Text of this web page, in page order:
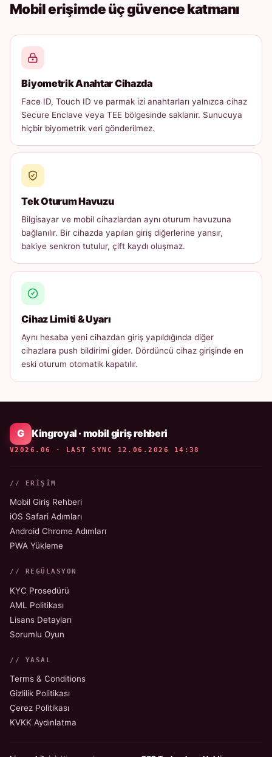
Mobil erişimde üç güvence katmanı
Biyometrik Anahtar Cihazda
Face ID, Touch ID ve parmak izi anahtarları yalnızca cihaz
Secure Enclave veya TEE bölgesinde saklanır. Sunucuya
hiçbir biyometrik veri gönderilmez.
Tek Oturum Havuzu
Bilgisayar ve mobil cihazlardan aynı oturum havuzuna
bağlanılır. Bir cihazda yapılan giriş diğerlerine yansır,
bakiye senkron tutulur, çift kaydı oluşmaz.
Cihaz Limiti & Uyarı
Aynı hesaba yeni cihazdan giriş yapıldığında diğer
cihazlara push bildirimi gider. Dördüncü cihaz girişinde en
eski oturum otomatik kapatılır.
Kingroyal · mobil giriş rehberi
V2026.06 · LAST SYNC 12.06.2026 14:38
// ERIŞIM
Mobil Giriş Rehberi
iOS Safari Adımları
Android Chrome Adımları
PWA Yükleme
// REGÜLASYON
KYC Prosedürü
AML Politikası
Lisans Detayları
Sorumlu Oyun
// YASAL
Terms & Conditions
Gizlilik Politikası
Çerez Politikası
KVKK Aydınlatma